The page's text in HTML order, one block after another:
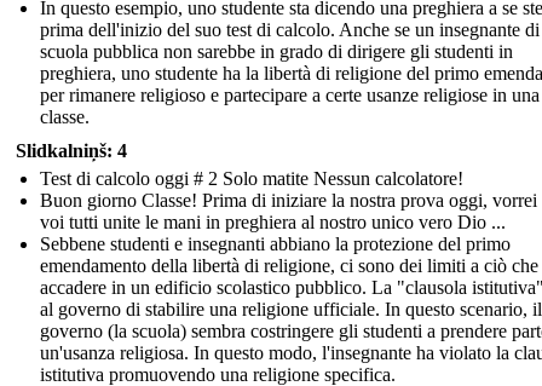
In questo esempio, uno studente sta dicendo una preghiera a se
prima dell'inizio del suo test di calcolo. Anche se un insegnante
scuola pubblica non sarebbe in grado di dirigere gli studenti in
preghiera, uno studente ha la libertà di religione del primo
per rimanere religioso e partecipare a certe usanze religiose in una
classe.
Slidkalniņš: 4
Test di calcolo oggi # 2 Solo matite Nessun calcolatore!
Buon giorno Classe! Prima di iniziare la nostra prova oggi, vorrei
voi tutti unite le mani in preghiera al nostro unico vero Dio ...
Sebbene studenti e insegnanti abbiano la protezione del primo
emendamento della libertà di religione, ci sono dei limiti a ciò
accadere in un edificio scolastico pubblico. La "clausola
al governo di stabilire una religione ufficiale. In questo scenario, il
governo (la scuola) sembra costringere gli studenti a prendere
un'usanza religiosa. In questo modo, l'insegnante ha violato la
istitutiva promuovendo una religione specifica.